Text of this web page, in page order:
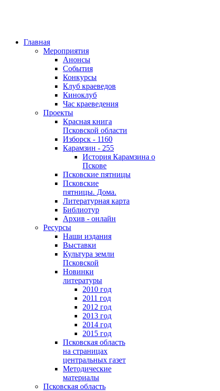
Главная
Мероприятия
Анонсы
События
Конкурсы
Клуб краеведов
Киноклуб
Час краеведения
Проекты
Красная книга
Псковской области
Изборск - 1160
Карамзин - 255
История Карамзина о
Пскове
Псковские пятницы
Псковские
пятницы. Дома.
Литературная карта
Библиотур
Архив - онлайн
Ресурсы
Наши издания
Выставки
Культура земли
Псковской
Новинки
литературы
2010 год
2011 год
2012 год
2013 год
2014 год
2015 год
Псковская область
на страницах
центральных газет
Методические
материалы
Псковская область